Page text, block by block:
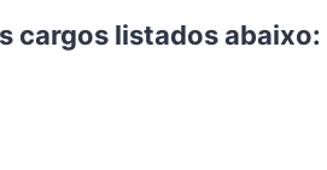
cargos listados abaixo: